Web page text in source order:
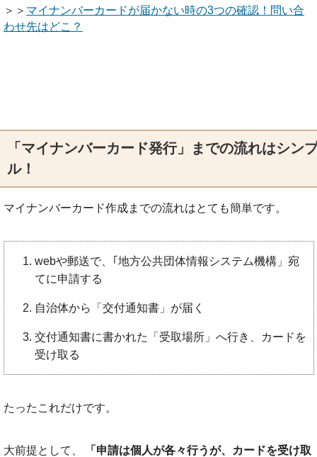
＞＞ マイナンバーカードが届かない時の3つの確認！問い合
わせ先はどこ？
「マイナンバーカード発行」までの流れはシン
ル！
マイナンバーカード作成までの流れはとても簡単です。
webや郵送で、｢地方公共団体情報システム機構」宛
てに申請する
自治体から「交付通知書」が届く
交付通知書に書かれた「受取場所」へ行き、カードを
受け取る
たったこれだけです。
大前提として、
「申請は個人が各々行うが、カードを受け取